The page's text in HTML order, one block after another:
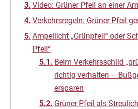
Video: Grüner Pfeil an einer
Verkehrsregeln: Grüner Pfeil
Ampellicht „Grünpfeil“ oder
Pfeil“
Beim Verkehrsschild
richtig verhalten –
ersparen
Grüner Pfeil als